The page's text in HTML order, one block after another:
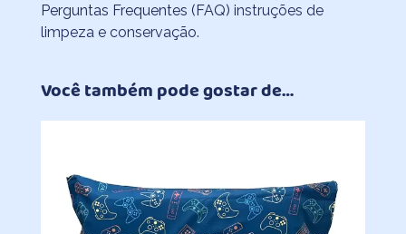
Perguntas Frequentes (FAQ) instruções de
limpeza e conservação.
Você também pode gostar de…